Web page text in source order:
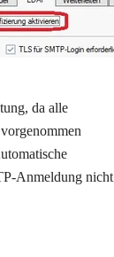
da alle
Anmeldung nicht